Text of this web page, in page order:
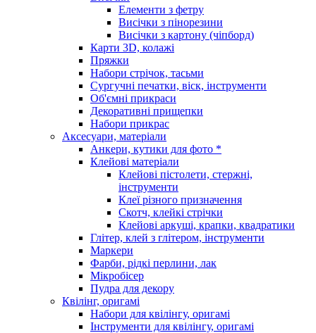
Елементи з фетру
Висічки з пінорезини
Висічки з картону (чіпборд)
Карти 3D, колажі
Пряжки
Набори стрічок, тасьми
Сургучні печатки, віск, інструменти
Об'ємні прикраси
Декоративні прищепки
Набори прикрас
Аксесуари, матеріали
Анкери, кутики для фото *
Клейові матеріали
Клейові пістолети, стержні,
інструменти
Клеї різного призначення
Скотч, клейкі стрічки
Клейові аркуші, крапки, квадратики
Глітер, клей з глітером, інструменти
Маркери
Фарби, рідкі перлини, лак
Мікробісер
Пудра для декору
Квілінг, оригамі
Набори для квілінгу, оригамі
Інструменти для квілінгу, оригамі